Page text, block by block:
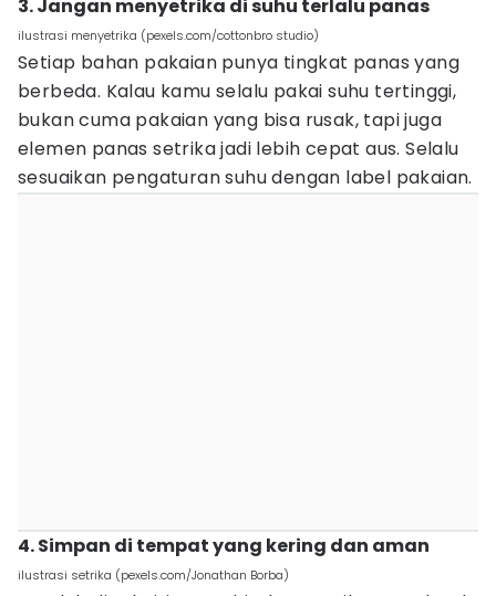
3. Jangan menyetrika di suhu terlalu panas
ilustrasi menyetrika (pexels.com/cottonbro studio)
Setiap bahan pakaian punya tingkat panas yang
berbeda. Kalau kamu selalu pakai suhu tertinggi,
bukan cuma pakaian yang bisa rusak, tapi juga
elemen panas setrika jadi lebih cepat aus. Selalu
sesuaikan pengaturan suhu dengan label pakaian.
4. Simpan di tempat yang kering dan aman
ilustrasi setrika (pexels.com/Jonathan Borba)